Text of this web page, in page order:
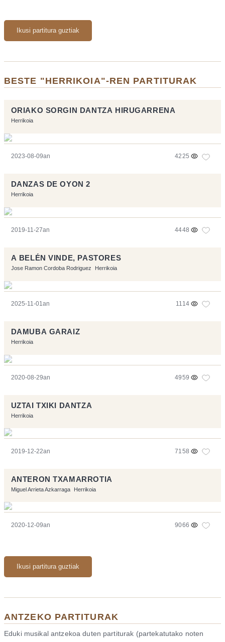
Ikusi partitura guztiak
BESTE "HERRIKOIA"-REN PARTITURAK
ORIAKO SORGIN DANTZA HIRUGARRENA
Herrikoia
2023-08-09an 4225
DANZAS DE OYON 2
Herrikoia
2019-11-27an 4448
A BELÉN VINDE, PASTORES
Jose Ramon Cordoba Rodriguez Herrikoia
2025-11-01an 1114
DAMUBA GARAIZ
Herrikoia
2020-08-29an 4959
UZTAI TXIKI DANTZA
Herrikoia
2019-12-22an 7158
ANTERON TXAMARROTIA
Miguel Arrieta Azkarraga Herrikoia
2020-12-09an 9066
Ikusi partitura guztiak
ANTZEKO PARTITURAK
Eduki musikal antzekoa duten partiturak (partekatutako noten